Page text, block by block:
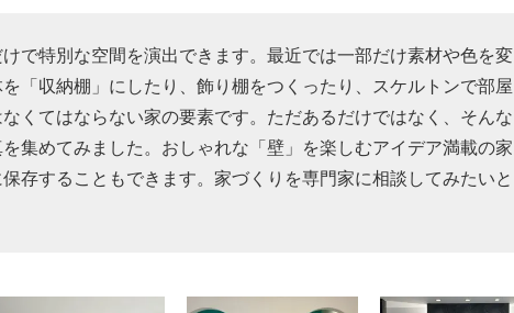
で特別な空間を演出できます。最近では一部だけ素材や色を変
「収納棚」にしたり、飾り棚をつくったり、スケルトンで部屋
くてはならない家の要素です。ただあるだけではなく、そんな
集めてみました。おしゃれな「壁」を楽しむアイデア満載の家
存することもできます。家づくりを専門家に相談してみたいと